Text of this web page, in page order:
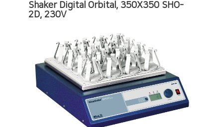
Shaker Digital Orbital, 350X350 SHO-
2D, 230V